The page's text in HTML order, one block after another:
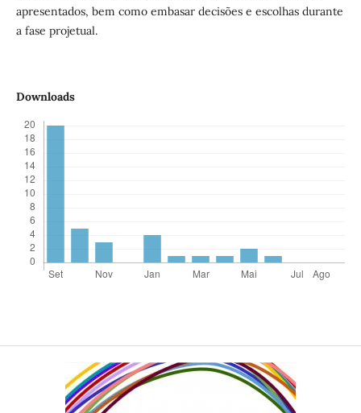
apresentados, bem como embasar decisões e escolhas durante
a fase projetual.
Downloads